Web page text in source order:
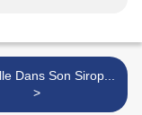
Dans Son Sirop...
>